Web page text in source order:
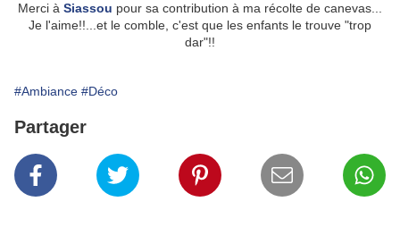
Merci à Siassou pour sa contribution à ma récolte de canevas...
Je l'aime!!...et le comble, c'est que les enfants le trouve "trop
dar"!!
#Ambiance #Déco
Partager